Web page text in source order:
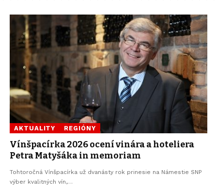
AKTUALITY REGIÓNY
Vínšpacírka 2026 ocení vinára a hoteliera
Petra Matyšáka in memoriam
Tohtoročná Vínšpacírka už dvanásty rok prinesie na Námestie SNP
výber kvalitných vín,…